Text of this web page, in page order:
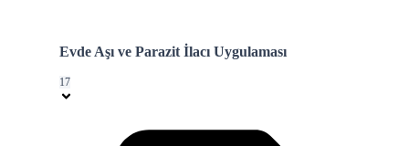
Evde Aşı ve Parazit İlacı Uygulaması
17